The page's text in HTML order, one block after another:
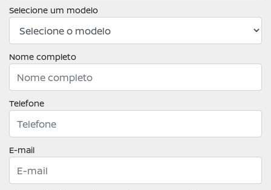
Selecione um modelo
Nome completo
Telefone
E-mail